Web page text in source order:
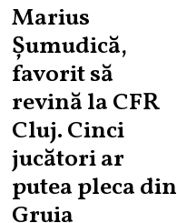
Marius
Șumudică,
favorit să
revină la CFR
Cluj. Cinci
jucători ar
putea pleca din
Gruia